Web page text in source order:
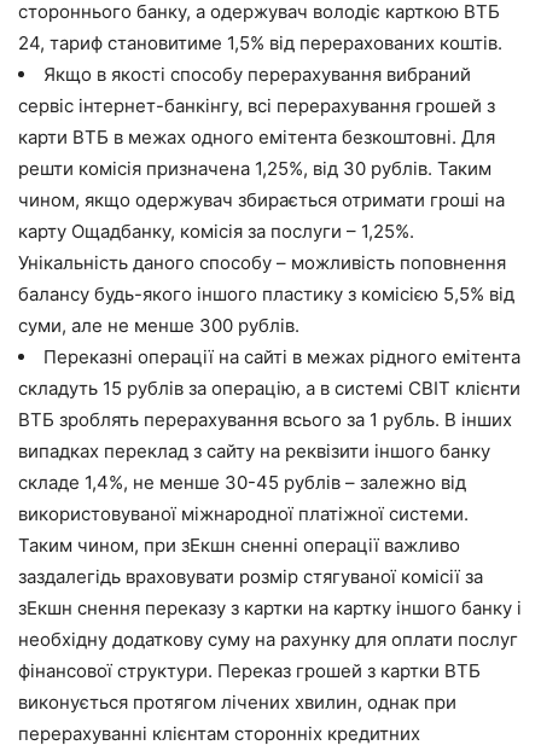
стороннього банку, а одержувач володіє карткою ВТБ
24, тариф становитиме 1,5% від перерахованих коштів.
Якщо в якості способу перерахування вибраний
сервіс інтернет-банкінгу, всі перерахування грошей з
карти ВТБ в межах одного емітента безкоштовні. Для
решти комісія призначена 1,25%, від 30 рублів. Таким
чином, якщо одержувач збирається отримати гроші на
карту Ощадбанку, комісія за послуги – 1,25%.
Унікальність даного способу – можливість поповнення
балансу будь-якого іншого пластику з комісією 5,5% від
суми, але не менше 300 рублів.
Переказні операції на сайті в межах рідного емітента
складуть 15 рублів за операцію, а в системі СВІТ клієнти
ВТБ зроблять перерахування всього за 1 рубль. В інших
випадках переклад з сайту на реквізити іншого банку
складе 1,4%, не менше 30-45 рублів – залежно від
використовуваної міжнародної платіжної системи.
Таким чином, при зЕкшн сненні операції важливо
заздалегідь враховувати розмір стягуваної комісії за
зЕкшн снення переказу з картки на картку іншого банку і
необхідну додаткову суму на рахунку для оплати послуг
фінансової структури. Переказ грошей з картки ВТБ
виконується протягом лічених хвилин, однак при
перерахуванні клієнтам сторонніх кредитних